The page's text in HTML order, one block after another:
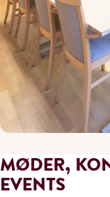
MØDER,
EVENTS